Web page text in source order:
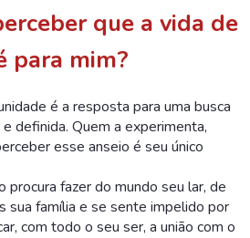
que a vida de
para mim?
é a resposta para uma busca
definida. Quem a experimenta,
esse anseio é seu único
procura fazer do mundo seu lar, de
sua família e se sente impelido por
com todo o seu ser, a união com o